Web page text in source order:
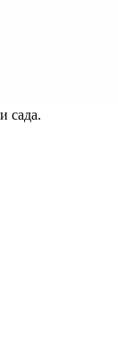
сада.